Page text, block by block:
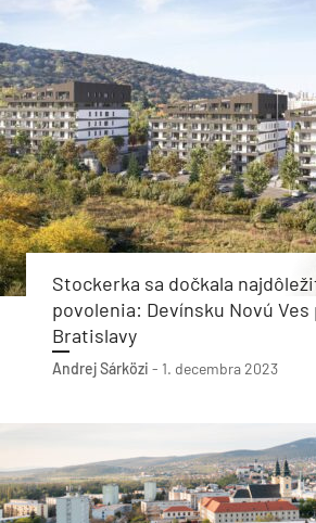
Stockerka sa dočkala
povolenia: Devínsku Novú
Bratislavy
Andrej Sárközi - 1. decembra 2023